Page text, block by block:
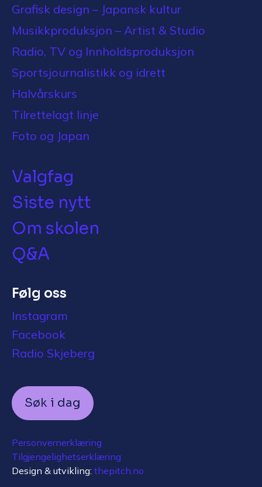
Grafisk design – Japansk kultur
Musikkproduksjon – Artist & Studio
Radio, TV og Innholdsproduksjon
Sportsjournalistikk og idrett
Halvårskurs
Tilrettelagt linje
Foto og Japan
Valgfag
Siste nytt
Om skolen
Q&A
Følg oss
Instagram
Facebook
Radio Skjeberg
Søk i dag
Personvernerklæring
Tilgjengelighetserklæring
Design & utvikling: thepitch.no